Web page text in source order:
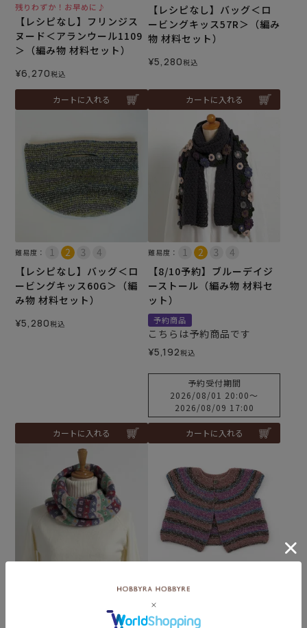
残りわずか！お早めに♪
【レシピなし】フリンジス
ヌード＜アランウール1109
＞（編み物 材料セット）
¥6,270税込
カートに入れる
【レシピなし】バッグ＜ロ
ービングキッス57R＞（編み
物 材料セット）
¥5,280税込
カートに入れる
難易度：
【レシピなし】バッグ＜ロ
ービングキッス60G＞（編
み物 材料セット）
¥5,280税込
カートに入れる
難易度：
【8/10予約】ブルーデイジ
ーストール（編み物 材料セ
ット）
予約商品
こちらは予約商品です
¥5,192税込
予約受付期間
2026/08/01 20:00〜
2026/08/09 17:00
カートに入れる
ード＜ウールキュートA＞
難易度：
残りわずか！お早めに♪
【レシピなし】ガーターヨ